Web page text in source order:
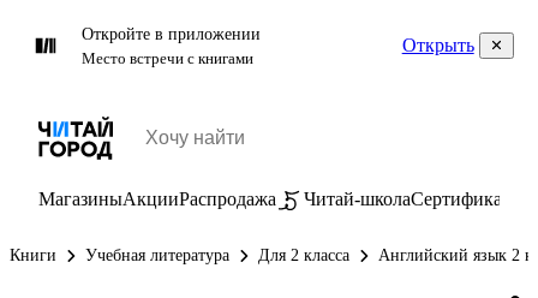
Откройте в приложении
Место встречи с книгами
Открыть
МагазиныАкцииРаспродажа Читай-школаСертификаты
Книги Учебная литература Для 2 класса Английский язык 2